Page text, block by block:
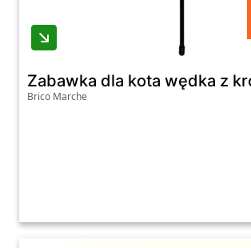
Zabawka dla kota wędka z
Brico Marche